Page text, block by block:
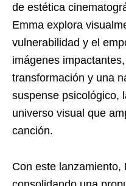
de estética
Emma explora
vulnerabilidad y el
imágenes
transformación y una
suspense psicológico,
universo visual que
canción.
Con este